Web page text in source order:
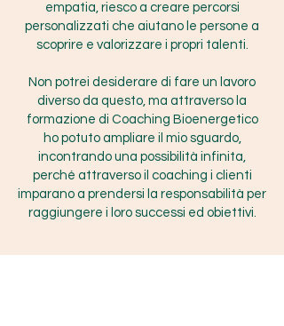
empatia, riesco a creare percorsi
personalizzati che aiutano le persone a
scoprire e valorizzare i propri talenti.
Non potrei desiderare di fare un lavoro
diverso da questo, ma attraverso la
formazione di Coaching Bioenergetico
ho potuto ampliare il mio sguardo,
incontrando una possibilità infinita,
perché attraverso il coaching i clienti
imparano a prendersi la responsabilità per
raggiungere i loro successi ed obiettivi.